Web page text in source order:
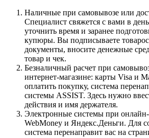
Наличные при самовывозе или
Специалист свяжется с вами в
уточнить время и заранее
купюры. Вы подписываете
документы, вносите денежные
товар и чек.
Безналичный расчет при
интернет-магазине: карты Visa и
оплатить покупку, система
системы ASSIST. Здесь нужно
действия и имя держателя.
Электронные системы при онлайн-
WebMoney и Яндекс.Деньги. Для
система перенаправит вас на